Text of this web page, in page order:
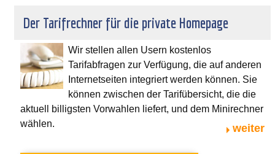
Der Tarifrechner für die private Homepage
Wir stellen allen Usern kostenlos
Tarifabfragen zur Verfügung, die auf anderen
Internetseiten integriert werden können. Sie
können zwischen der Tarifübersicht, die die
aktuell billigsten Vorwahlen liefert, und dem Minirechner
wählen.
weiter